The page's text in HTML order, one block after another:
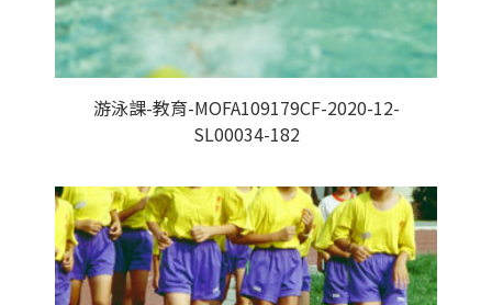
游泳課-教育-MOFA109179CF-2020-12-
SL00034-182